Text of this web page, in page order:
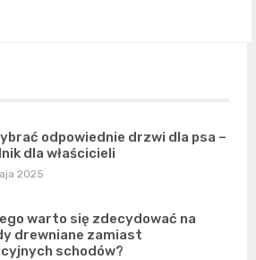
odpowiednie drzwi dla psa –
dla właścicieli
2025
warto się zdecydować na
drewniane zamiast
schodów?